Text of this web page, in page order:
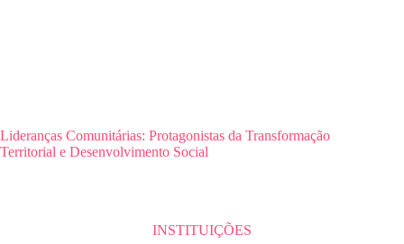
Lideranças Comunitárias: Protagonistas da Transformação
Territorial e Desenvolvimento Social
INSTITUIÇÕES